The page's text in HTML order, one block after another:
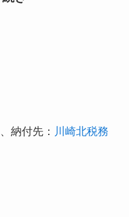
納付先： 川崎北税務